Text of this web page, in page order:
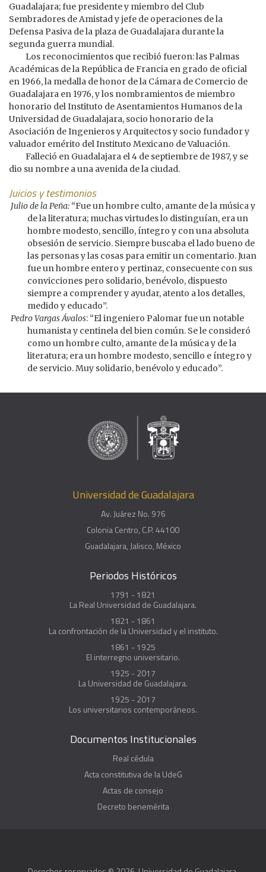
Guadalajara; fue presidente y miembro del Club
Sembradores de Amistad y jefe de operaciones de la
Defensa Pasiva de la plaza de Guadalajara durante la
segunda guerra mundial.
Los reconocimientos que recibió fueron: las Palmas
Académicas de la República de Francia en grado de oficial
en 1966, la medalla de honor de la Cámara de Comercio de
Guadalajara en 1976, y los nombramientos de miembro
honorario del Instituto de Asentamientos Humanos de la
Universidad de Guadalajara, socio honorario de la
Asociación de Ingenieros y Arquitectos y socio fundador y
valuador emérito del Instituto Mexicano de Valuación.
Falleció en Guadalajara el 4 de septiembre de 1987, y se
dio su nombre a una avenida de la ciudad.
Juicios y testimonios
Julio de la Peña:“Fue un hombre culto, amante de la música y
de la literatura; muchas virtudes lo distinguían, era un
hombre modesto, sencillo, íntegro y con una absoluta
obsesión de servicio. Siempre buscaba el lado bueno de
las personas y las cosas para emitir un comentario. Juan
fue un hombre entero y pertinaz, consecuente con sus
convicciones pero solidario, benévolo, dispuesto
siempre a comprender y ayudar, atento a los detalles,
medido y educado”.
Pedro Vargas Ávalos: “El ingeniero Palomar fue un notable
humanista y centinela del bien común. Se le consideró
como un hombre culto, amante de la música y de la
literatura; era un hombre modesto, sencillo e íntegro y
de servicio. Muy solidario, benévolo y educado”.
Universidad de Guadalajara
Av. Juárez No. 976
Colonia Centro, C.P. 44100
Guadalajara, Jalisco, México
Periodos Históricos
1791 - 1821
La Real Universidad de Guadalajara.
1821 - 1861
La confrontación de la Universidad y el instituto.
1861 - 1925
El interregno universitario.
1925 - 2017
La Universidad de Guadalajara.
1925 - 2017
Los universitarios contemporáneos.
Documentos Institucionales
Real cédula
Acta constitutiva de la UdeG
Actas de consejo
Decreto benemérita